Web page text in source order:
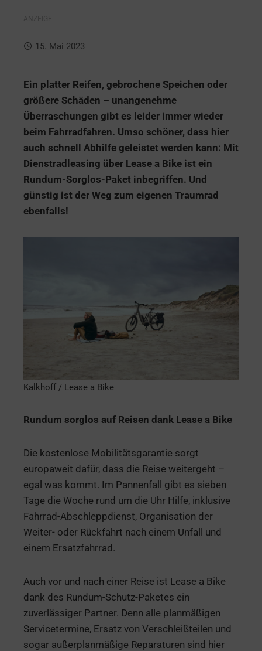
15. Mai 2023
Ein platter Reifen, gebrochene Speichen oder
größere Schäden – unangenehme
Überraschungen gibt es leider immer wieder
beim Fahrradfahren. Umso schöner, dass hier
auch schnell Abhilfe geleistet werden kann: Mit
Dienstradleasing über Lease a Bike ist ein
Rundum-Sorglos-Paket inbegriffen. Und
günstig ist der Weg zum eigenen Traumrad
ebenfalls!
Kalkhoff / Lease a Bike
Rundum sorglos auf Reisen dank Lease a Bike
Die kostenlose Mobilitätsgarantie sorgt
europaweit dafür, dass die Reise weitergeht –
egal was kommt. Im Pannenfall gibt es sieben
Tage die Woche rund um die Uhr Hilfe, inklusive
Fahrrad-Abschleppdienst, Organisation der
Weiter- oder Rückfahrt nach einem Unfall und
einem Ersatzfahrrad.
Auch vor und nach einer Reise ist Lease a Bike
dank des Rundum-Schutz-Paketes ein
zuverlässiger Partner. Denn alle planmäßigen
Servicetermine, Ersatz von Verschleißteilen und
sogar außerplanmäßige Reparaturen sind hier